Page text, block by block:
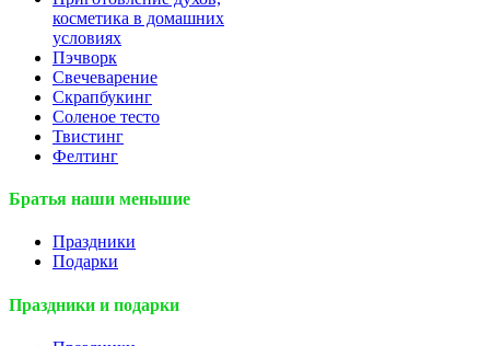
косметика в домашних
условиях
Пэчворк
Свечеварение
Скрапбукинг
Соленое тесто
Твистинг
Фелтинг
Братья наши меньшие
Праздники
Подарки
Праздники и подарки